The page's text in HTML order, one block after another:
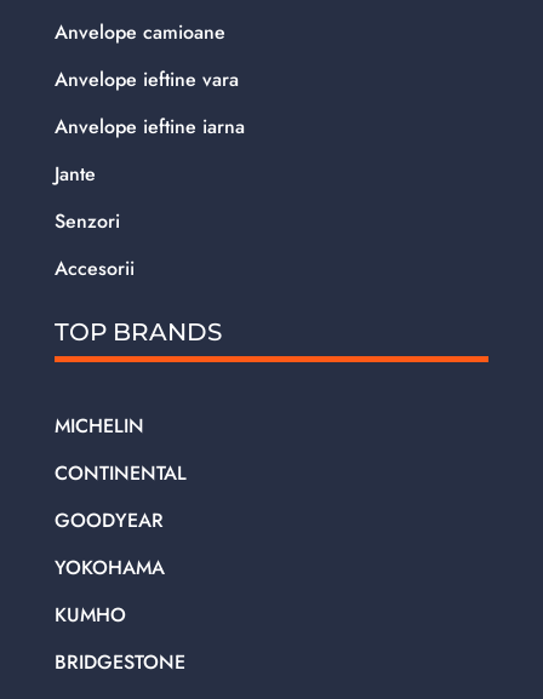
Anvelope camioane
Anvelope ieftine vara
Anvelope ieftine iarna
Jante
Senzori
Accesorii
TOP BRANDS
MICHELIN
CONTINENTAL
GOODYEAR
YOKOHAMA
KUMHO
BRIDGESTONE